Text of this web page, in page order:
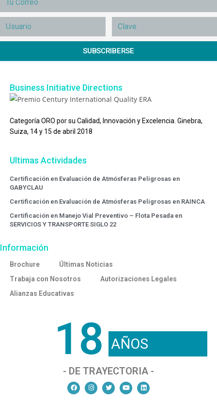
SUBSCRIBERSE
Business Initiative Directions
Categoría ORO por su Calidad, Innovación y Excelencia. Ginebra,
Suiza, 14 y 15 de abril 2018
Ultimas Actividades
Certificación en Evaluación de Atmósferas Peligrosas en
GABYCLAU
Certificación en Evaluación de Atmósferas Peligrosas en RAINCA
Certificación en Manejo Vial Preventivo – Flota Pesada en
SERVICIOS Y TRANSPORTE SIGLO 22
Información
Brochure
Últimas Noticias
Trabaja con Nosotros
Autorizaciones Legales
Alianzas Educativas
18 AÑOS
- DE TRAYECTORIA -